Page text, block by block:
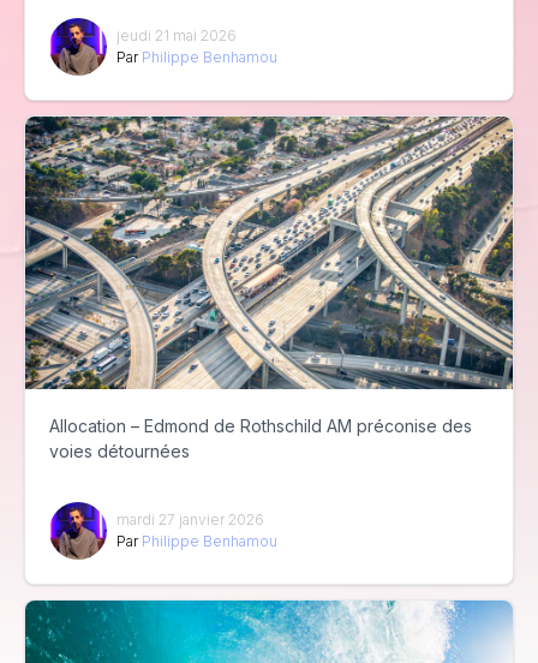
jeudi 21 mai 2026
Par Philippe Benhamou
Allocation – Edmond de Rothschild AM préconise des
voies détournées
mardi 27 janvier 2026
Par Philippe Benhamou